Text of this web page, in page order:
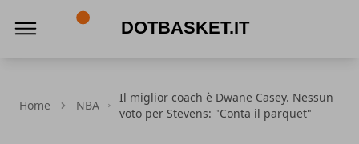
Home NBA
Il miglior coach è Dwane Casey. Nessun
voto per Stevens: "Conta il parquet"